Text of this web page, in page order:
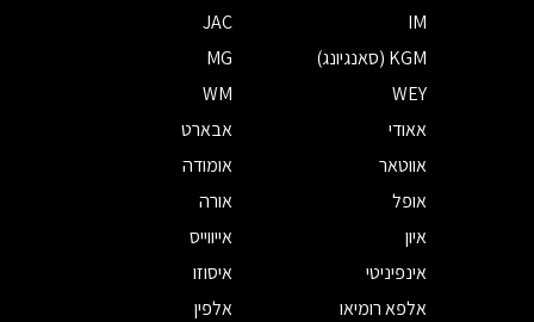
IM
JAC
KGM (סאנגיונג)
MG
WEY
WM
אאודי
אבארט
אווטאר
אומודה
אופל
אורה
איון
אייווייס
אינפיניטי
איסוזו
אלפא רומיאו
אלפין